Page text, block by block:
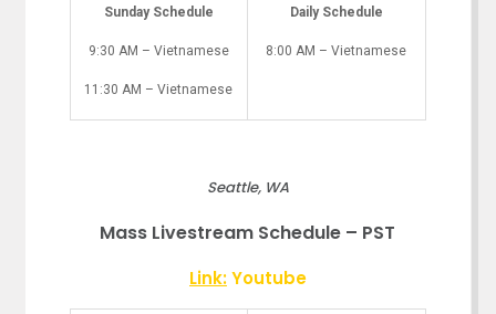
Sunday Schedule
9:30 AM – Vietnamese
11:30 AM – Vietnamese
Daily Schedule
8:00 AM – Vietnamese
Seattle, WA
Mass Livestream Schedule – PST
Link:Youtube